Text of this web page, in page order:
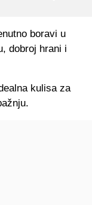
boravi u
dobroj hrani i
kulisa za